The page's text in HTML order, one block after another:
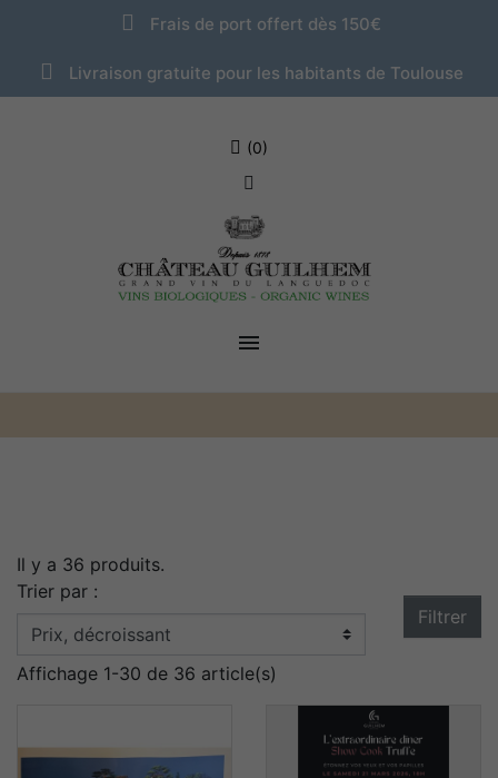
Frais de port offert dès 150€
Livraison gratuite pour les habitants de Toulouse

(0)
Il y a 36 produits.
Trier par :
Filtrer
Affichage 1-30 de 36 article(s)